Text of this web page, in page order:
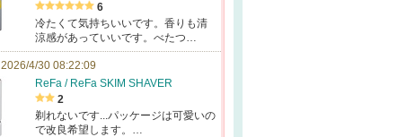
6
冷たくて気持ちいいです。香りも清
涼感があっていいです。べたつ…
2026/4/30 08:22:09
ReFa / ReFa SKIM SHAVER
2
剃れないです...パッケージは可愛いの
で改良希望します。…